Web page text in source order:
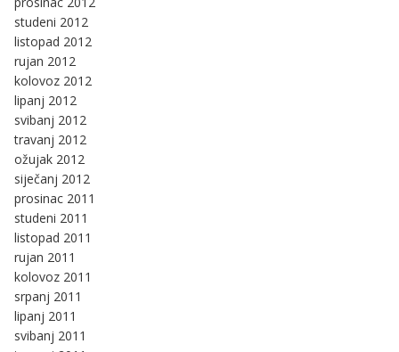
studeni 2012
listopad 2012
rujan 2012
kolovoz 2012
lipanj 2012
svibanj 2012
travanj 2012
ožujak 2012
siječanj 2012
prosinac 2011
studeni 2011
listopad 2011
rujan 2011
kolovoz 2011
srpanj 2011
lipanj 2011
svibanj 2011